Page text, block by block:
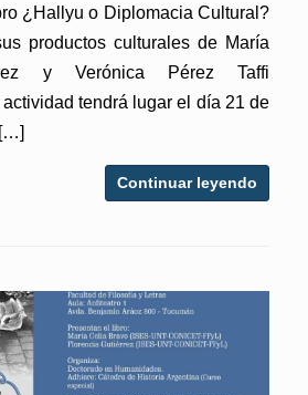
¿Hallyu o Diplomacia Cultural?
productos culturales de María
y Verónica Pérez Taffi
tendrá lugar el día 21 de
Continuar leyendo